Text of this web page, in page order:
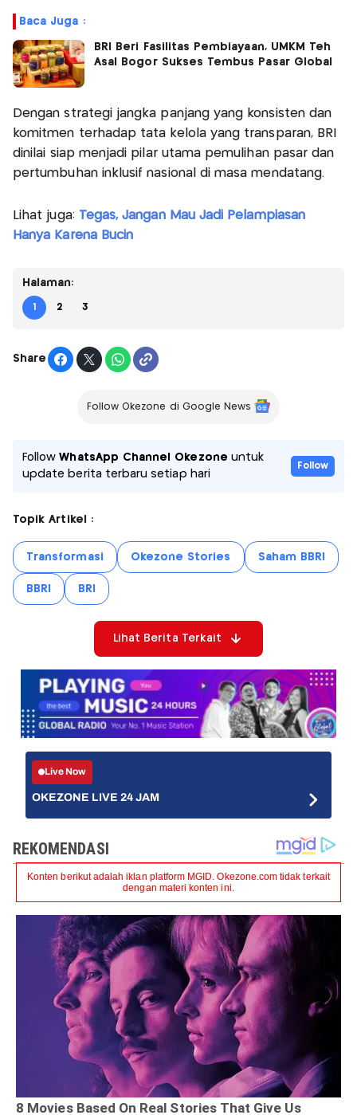
Baca Juga :
BRI Beri Fasilitas Pembiayaan, UMKM Teh
Asal Bogor Sukses Tembus Pasar Global
Dengan strategi jangka panjang yang konsisten dan
komitmen terhadap tata kelola yang transparan, BRI
dinilai siap menjadi pilar utama pemulihan pasar dan
pertumbuhan inklusif nasional di masa mendatang.
Lihat juga: Tegas, Jangan Mau Jadi Pelampiasan
Hanya Karena Bucin
Halaman:
1 2 3
Share
Follow Okezone di Google News
FollowWhatsApp Channel Okezone untuk
update berita terbaru setiap hari
Follow
Topik Artikel :
Transformasi Okezone Stories Saham BBRI
BBRI BRI
Lihat Berita Terkait
Live Now
OKEZONE LIVE 24 JAM